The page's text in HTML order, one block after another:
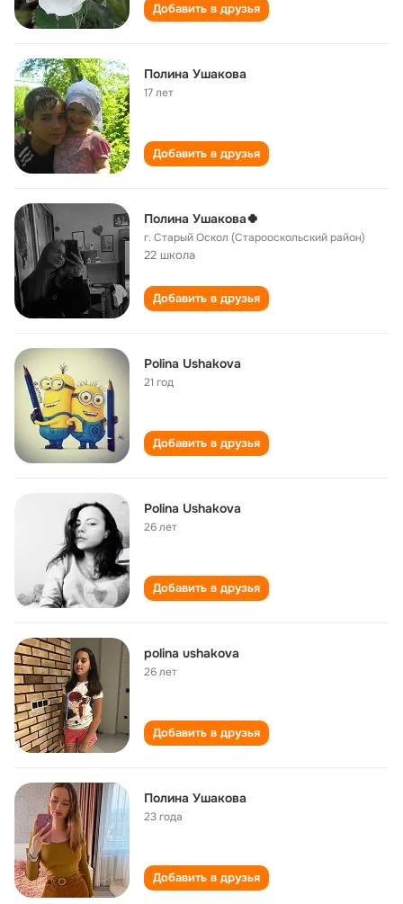
Добавить в друзья
Полина Ушакова
17 лет
Добавить в друзья
Полина Ушакова🍀
г. Старый Оскол (Старооскольский район)
22 школа
Добавить в друзья
Polina Ushakova
21 год
Добавить в друзья
Polina Ushakova
26 лет
Добавить в друзья
polina ushakova
26 лет
Добавить в друзья
Полина Ушакова
23 года
Добавить в друзья